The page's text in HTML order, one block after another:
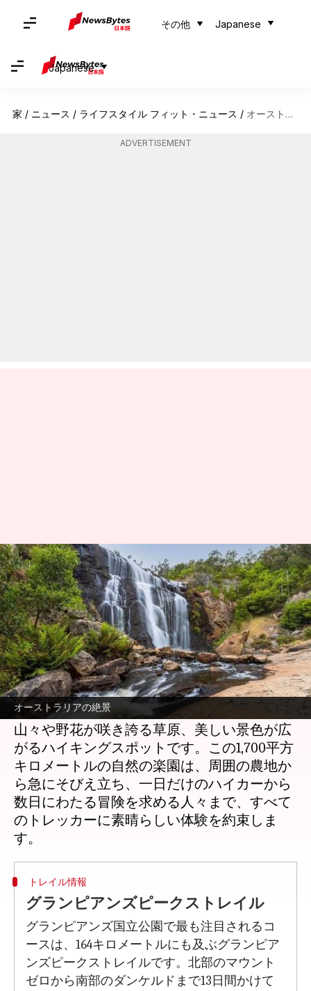
その他 Japanese
Japanese
家 / ニュース / ライフスタイル フィット・ニュース / オーストラリアのグランピアンズを探検しよう
ADVERTISEMENT
オーストラリアの絶景
オーストラリアのグランピアン
ズを探検しよう
著者 Keito Komeda Jul 07, 2026 06:16 pm
どんな話なの
オーストラリアのビクトリア州に位置するグ
ランピアンズ国立公園は、伝統的な所有者に
よってガリワードと呼ばれ、壮大な砂岩の
山々や野花が咲き誇る草原、美しい景色が広
がるハイキングスポットです。この1,700平方
キロメートルの自然の楽園は、周囲の農地か
ら急にそびえ立ち、一日だけのハイカーから
数日にわたる冒険を求める人々まで、すべて
のトレッカーに素晴らしい体験を約束しま
トレイル情報
グランピアンズピークストレイル
グランピアンズ国立公園で最も注目されるコ
ースは、164キロメートルにも及ぶグランピア
ンズピークストレイルです。北部のマウント
ゼロから南部のダンケルドまで13日間かけて